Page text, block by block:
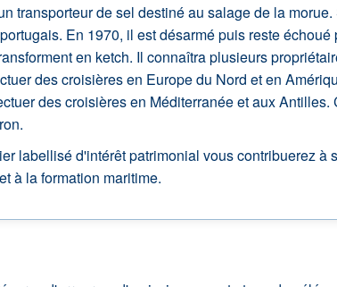
transporteur de sel destiné au salage de la
En 1970, il est désarmé puis reste
en ketch. Il connaîtra plusieurs
des croisières en Europe du Nord et en
des croisières en Méditerranée et aux
labellisé d'intérêt patrimonial vous contribuerez à
à la formation maritime.